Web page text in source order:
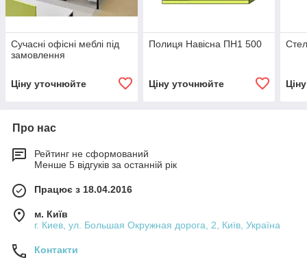
Сучасні офісні меблі під
замовлення
Ціну уточнюйте
Полиця Навісна ПН1 500
Ціну уточнюйте
Про нас
Рейтинг не сформований
Менше 5 відгуків за останній рік
Працює з 18.04.2016
м. Київ
г. Киев, ул. Большая Окружная дорога, 2, Київ, Україна
Контакти